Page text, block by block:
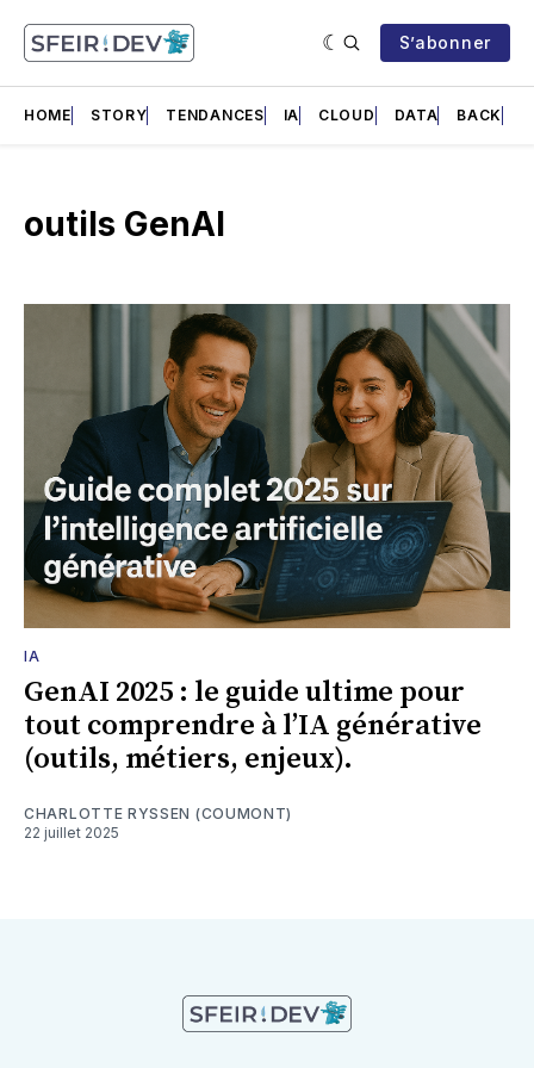
S’abonner
HOME STORY TENDANCES IA CLOUD DATA BACK
outils GenAI
IA
GenAI 2025 : le guide ultime pour
tout comprendre à l’IA générative
(outils, métiers, enjeux).
CHARLOTTE RYSSEN (COUMONT)
22 juillet 2025